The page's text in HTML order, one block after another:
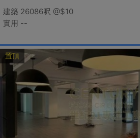
建築 26086呎 @$10
實用 --
置頂